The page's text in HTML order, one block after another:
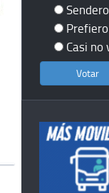
Sendero
Casi no